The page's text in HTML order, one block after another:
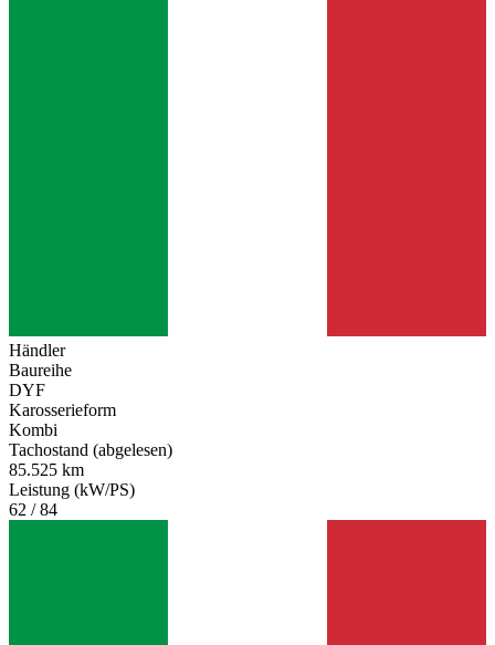
Händler
Baureihe
DYF
Karosserieform
Kombi
Tachostand (abgelesen)
85.525 km
Leistung (kW/PS)
62 / 84